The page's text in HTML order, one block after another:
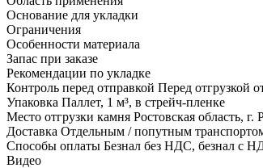
Основание для укладки
Ограничения
Особенности материала
Запас при заказе
Рекомендации по укладке
Контроль перед отправкой Перед отгрузкой
Упаковка Паллет, 1 м³, в стрейч-пленке
Место отгрузки камня Ростовская область,
Доставка Отдельным / попутным
Способы оплаты Безнал без НДС, безнал с
Видео